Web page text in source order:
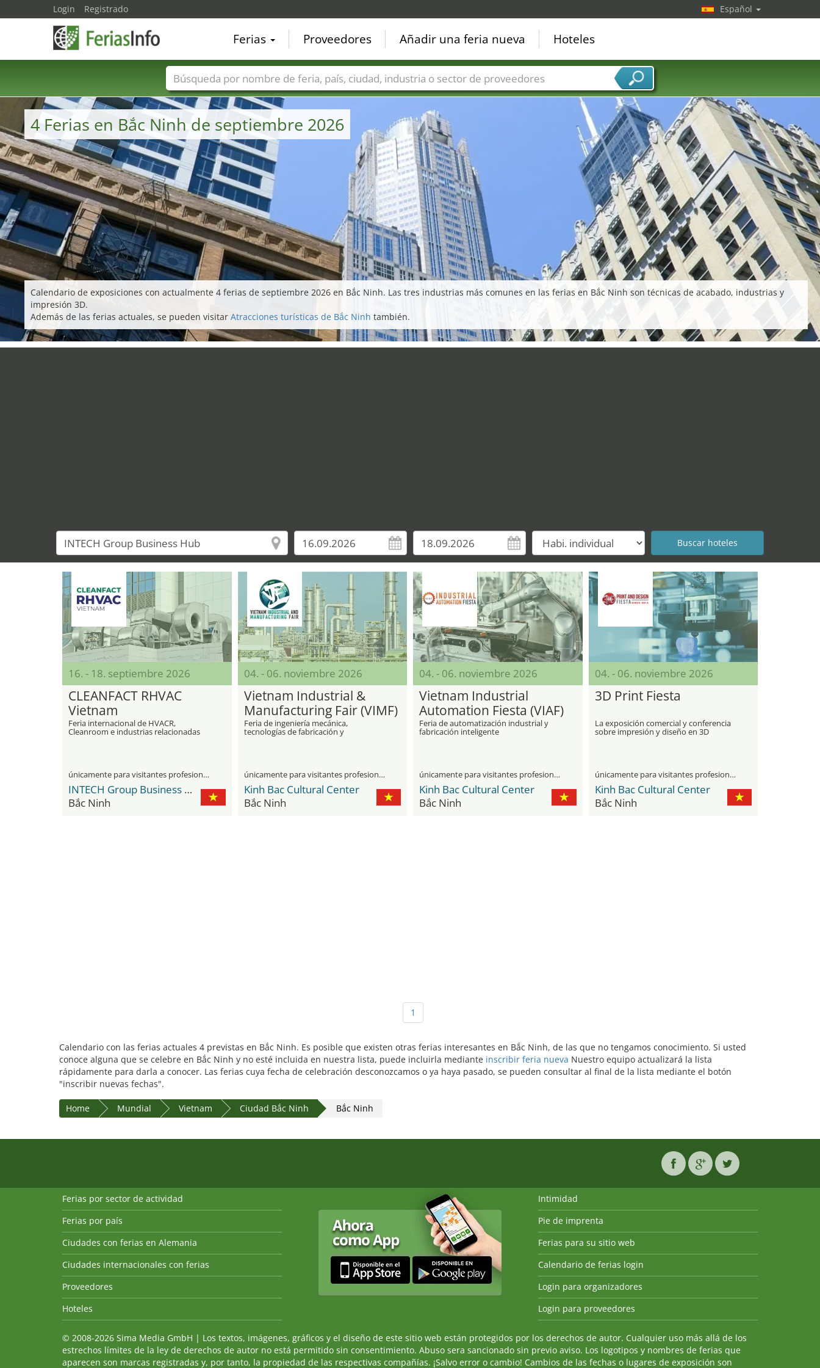
4 Ferias en Bắc Ninh de septiembre 2026
Calendario de exposiciones con actualmente 4 ferias de septiembre 2026 en Bắc Ninh. Las tres industrias más comunes en las ferias en Bắc Ninh son técnicas de acabado, industrias y
impresión 3D.
Además de las ferias actuales, se pueden visitar Atracciones turísticas de Bắc Ninh también.
16. - 18. septiembre 2026
CLEANFACT RHVAC
Vietnam
Feria internacional de HVACR,
Cleanroom e industrias relacionadas
únicamente para visitantes profesionales
INTECH Group Business Hub
Bắc Ninh
04. - 06. noviembre 2026
Vietnam Industrial &
Manufacturing Fair (VIMF)
Feria de ingeniería mecánica,
tecnologías de fabricación y
automatización industrial
únicamente para visitantes profesionales
Kinh Bac Cultural Center
Bắc Ninh
04. - 06. noviembre 2026
Vietnam Industrial
Automation Fiesta (VIAF)
Feria de automatización industrial y
fabricación inteligente
únicamente para visitantes profesionales
Kinh Bac Cultural Center
Bắc Ninh
04. - 06. noviembre 2026
3D Print Fiesta
La exposición comercial y conferencia
sobre impresión y diseño en 3D
únicamente para visitantes profesionales
Kinh Bac Cultural Center
Bắc Ninh
1
Calendario con las ferias actuales 4 previstas en Bắc Ninh. Es posible que existen otras ferias interesantes en Bắc Ninh, de las que no tengamos conocimiento. Si usted
conoce alguna que se celebre en Bắc Ninh y no esté incluida en nuestra lista, puede incluirla mediante inscribir feria nueva Nuestro equipo actualizará la lista
rápidamente para darla a conocer. Las ferias cuya fecha de celebración desconozcamos o ya haya pasado, se pueden consultar al final de la lista mediante el botón
"inscribir nuevas fechas".
Home Mundial Vietnam Ciudad Bắc Ninh Bắc Ninh
Login Registrado Español
Ferias Proveedores Añadir una feria nueva Hoteles
Nombres de ferias Países Ciudades Sectores de ferias Sectores de proveedor de servicios
Ferias por sector de actividad
Ferias por país
Ciudades con ferias en Alemania
Ciudades internacionales con ferias
Proveedores
Hoteles
Intimidad
Pie de imprenta
Ferias para su sitio web
Calendario de ferias login
Login para organizadores
Login para proveedores
© 2008-2026 Sima Media GmbH | Los textos, imágenes, gráficos y el diseño de este sitio web están protegidos por los derechos de autor. Cualquier uso más allá de los
estrechos límites de la ley de derechos de autor no está permitido sin consentimiento. Abuso sera sancionado sin previo aviso. Los logotipos y nombres de ferias que
aparecen son marcas registradas y, por tanto, la propiedad de las respectivas compañías. ¡Salvo error o cambio! Cambios de las fechas o lugares de exposición son